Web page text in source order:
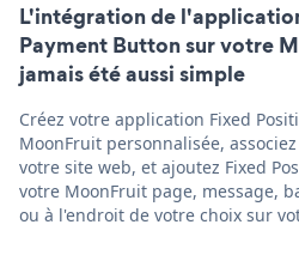
L'intégration de
Payment Button sur votre
jamais été aussi simple
Créez votre application Fixed
MoonFruit personnalisée,
votre site web, et ajoutez Fixed
votre MoonFruit page, message,
ou à l'endroit de votre choix sur